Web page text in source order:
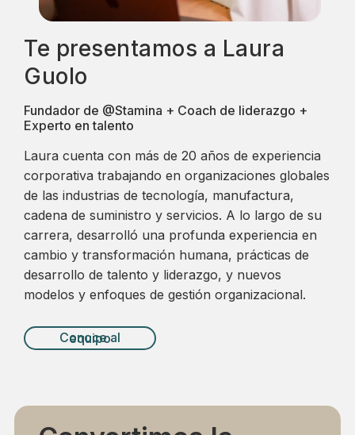
Te presentamos a Laura
Guolo
Fundador de @Stamina + Coach de liderazgo +
Experto en talento
Laura cuenta con más de 20 años de experiencia
corporativa trabajando en organizaciones globales
de las industrias de tecnología, manufactura,
cadena de suministro y servicios. A lo largo de su
carrera, desarrolló una profunda experiencia en
cambio y transformación humana, prácticas de
desarrollo de talento y liderazgo, y nuevos
modelos y enfoques de gestión organizacional.
Conoce al equipo